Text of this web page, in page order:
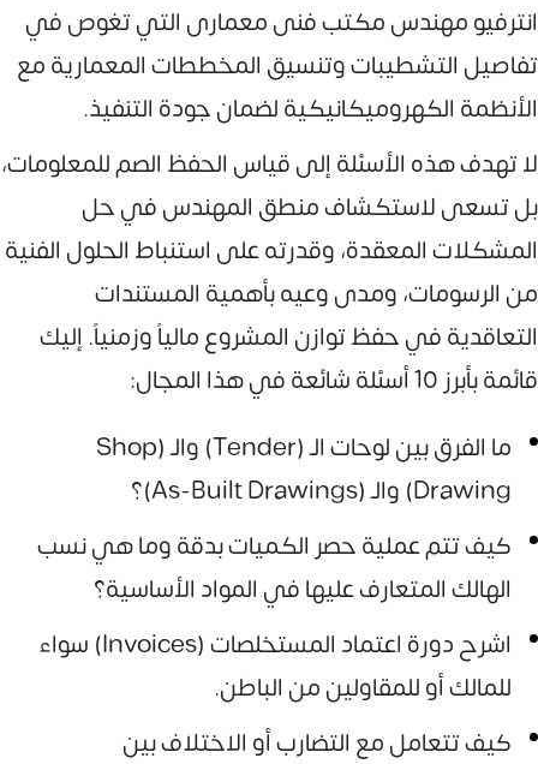
انترفيو مهندس مكتب فنى معمارى التي تغوص في
تفاصيل التشطيبات وتنسيق المخططات المعمارية مع
الأنظمة الكهروميكانيكية لضمان جودة التنفيذ.
لا تهدف هذه الأسئلة إلى قياس الحفظ الصم للمعلومات،
بل تسعى لاستكشاف منطق المهندس في حل
المشكلات المعقدة، وقدرته على استنباط الحلول الفنية
من الرسومات، ومدى وعيه بأهمية المستندات
التعاقدية في حفظ توازن المشروع مالياً وزمنياً. إليك
قائمة بأبرز 10 أسئلة شائعة في هذا المجال:
ما الفرق بين لوحات الـ (Tender) والـ (Shop
Drawing) والـ (As-Built Drawings)؟
كيف تتم عملية حصر الكميات بدقة وما هي نسب
الهالك المتعارف عليها في المواد الأساسية؟
اشرح دورة اعتماد المستخلصات (Invoices) سواء
للمالك أو للمقاولين من الباطن.
كيف تتعامل مع التضارب أو الاختلاف بين